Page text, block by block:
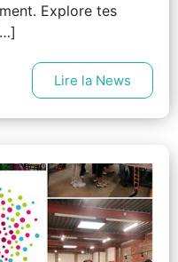
Explore tes
Lire la News